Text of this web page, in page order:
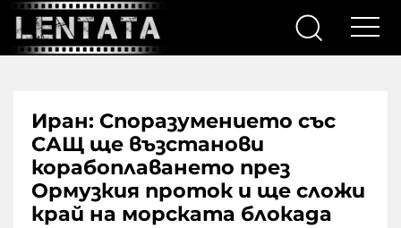
Иран: Споразумението със
САЩ ще възстанови
корабоплаването през
Ормузкия проток и ще сложи
край на морската блокада